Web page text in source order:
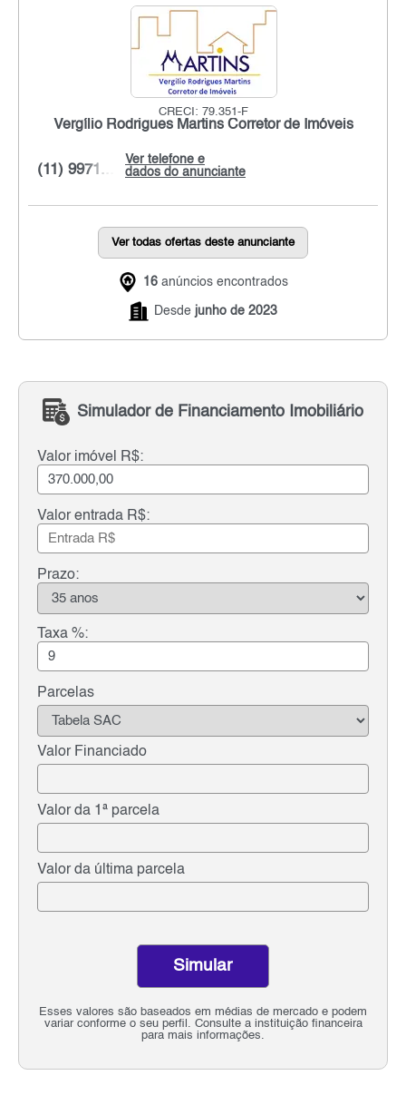
CRECI: 79.351-F
Vergílio Rodrigues Martins Corretor de Imóveis
Ver telefone e
dados do anunciante
(11) 9971...
Ver todas ofertas deste anunciante
16 anúncios encontrados
Desde junho de 2023
Simulador de Financiamento Imobiliário
Valor imóvel R$:
Valor entrada R$:
Prazo:
Taxa %:
Parcelas
Valor Financiado
Valor da 1ª parcela
Valor da última parcela
Esses valores são baseados em médias de mercado e podem
variar conforme o seu perfil. Consulte a instituição financeira
para mais informações.
Simular